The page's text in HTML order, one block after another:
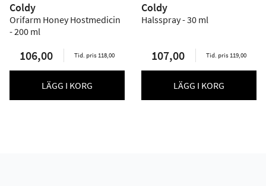
Coldy
Orifarm Honey Hostmedicin
- 200 ml
106,00 Tid. pris 118,00
LÄGG I KORG
Coldy
Halsspray - 30 ml
107,00 Tid. pris 119,00
LÄGG I KORG